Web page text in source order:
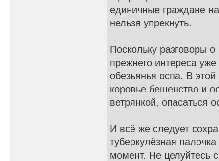
единичные граждане
нельзя упрекнуть.
Поскольку разговоры
прежнего интереса
обезьянья оспа. В
коровье бешенство и
ветрянкой, опасаться
И всё же следует
туберкулёзная
момент. Не целуйтесь